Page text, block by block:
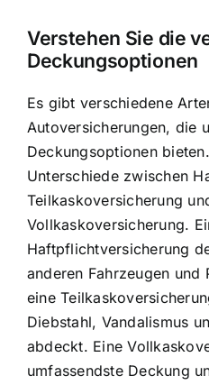
Verstehen Sie die
Deckungsoptionen
Es gibt verschiedene
Autoversicherungen, die
Deckungsoptionen
Unterschiede zwischen
Teilkaskoversicherung
Vollkaskoversicherung.
Haftpflichtversicherung
anderen Fahrzeugen und
eine
Diebstahl, Vandalismus
abdeckt. Eine
umfassendste Deckung